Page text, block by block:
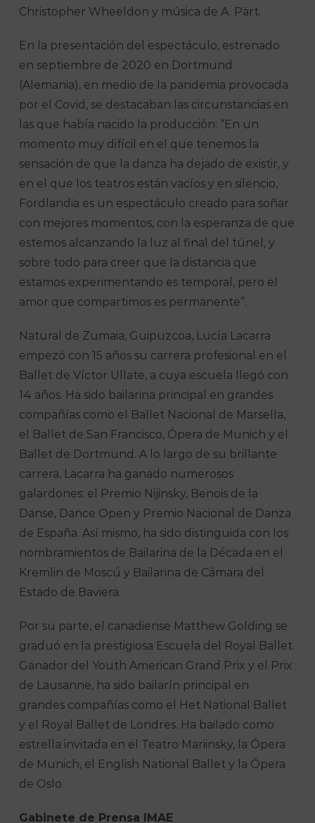
Christopher Wheeldon y música de A. Pärt.
En la presentación del espectáculo, estrenado
en septiembre de 2020 en Dortmund
(Alemania), en medio de la pandemia provocada
por el Covid, se destacaban las circunstancias en
las que había nacido la producción: “En un
momento muy difícil en el que tenemos la
sensación de que la danza ha dejado de existir, y
en el que los teatros están vacíos y en silencio,
Fordlandia es un espectáculo creado para soñar
con mejores momentos, con la esperanza de que
estemos alcanzando la luz al final del túnel, y
sobre todo para creer que la distancia que
estamos experimentando es temporal, pero el
amor que compartimos es permanente”.
Natural de Zumaia, Guipuzcoa, Lucía Lacarra
empezó con 15 años su carrera profesional en el
Ballet de Víctor Ullate, a cuya escuela llegó con
14 años. Ha sido bailarina principal en grandes
compañías como el Ballet Nacional de Marsella,
el Ballet de San Francisco, Ópera de Munich y el
Ballet de Dortmund. A lo largo de su brillante
carrera, Lacarra ha ganado numerosos
galardones: el Premio Nijinsky, Benois de la
Danse, Dance Open y Premio Nacional de Danza
de España. Así mismo, ha sido distinguida con los
nombramientos de Bailarina de la Década en el
Kremlin de Moscú y Bailarina de Cámara del
Estado de Baviera.
Por su parte, el canadiense Matthew Golding se
graduó en la prestigiosa Escuela del Royal Ballet.
Ganador del Youth American Grand Prix y el Prix
de Lausanne, ha sido bailarín principal en
grandes compañías como el Het National Ballet
y el Royal Ballet de Londres. Ha bailado como
estrella invitada en el Teatro Mariinsky, la Ópera
de Munich, el English National Ballet y la Ópera
de Oslo.
Gabinete de Prensa IMAE